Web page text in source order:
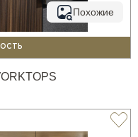
Похожие